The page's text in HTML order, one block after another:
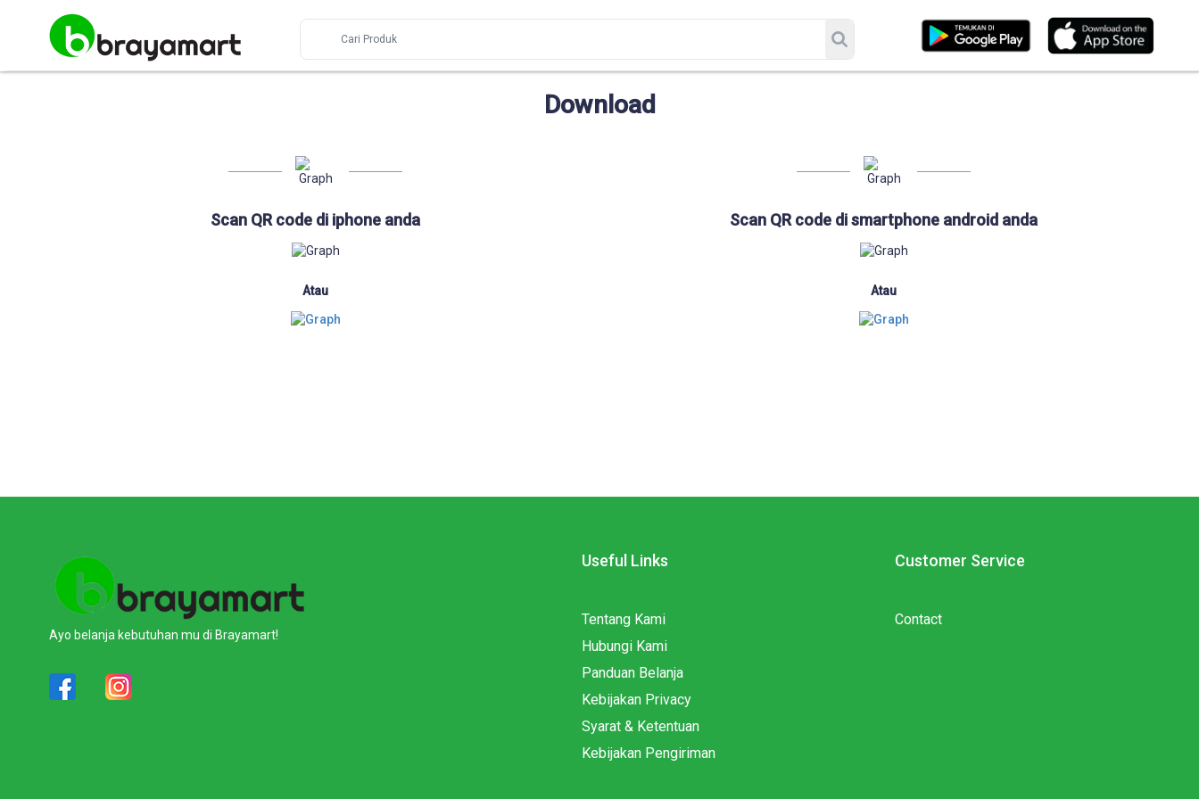
Download
Scan QR code di iphone anda
Atau
Scan QR code di smartphone android anda
Atau
Ayo belanja kebutuhan mu di Brayamart!
Useful Links
Tentang Kami
Hubungi Kami
Panduan Belanja
Kebijakan Privacy
Syarat & Ketentuan
Kebijakan Pengiriman
Customer Service
Contact